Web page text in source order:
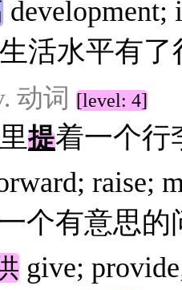
development;
活水平有了
动词 [level: 4]
提着一个行
raise;
个有意思的
give;